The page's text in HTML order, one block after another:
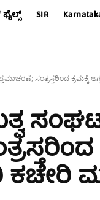
SIR
ಸಂತ್ರಸ್ತರಿಂದ ಕ್ರಮಕ್ಕೆ
ಕಚೇರಿ